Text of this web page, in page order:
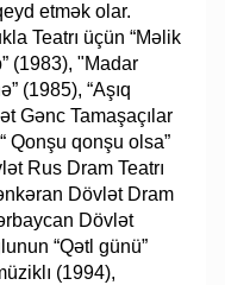
etmək olar.
Teatrı üçün “Məlik
(1983), "Madar
(1985), “Aşıq
Gənc Tamaşaçılar
Qonşu qonşu olsa”
Rus Dram Teatrı
Dövlət Dram
Dövlət
“Qətl günü”
(1994),